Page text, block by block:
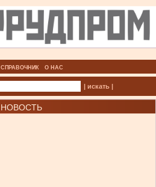
СПРАВОЧНИК О НАС
| искать |
НОВОСТЬ